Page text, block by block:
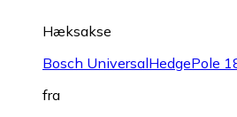
Hæksakse
Bosch UniversalHedgePole
fra